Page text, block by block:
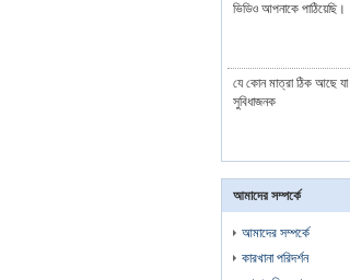
ভিডিও আপনাকে পাঠিয়েছি।
যে কোন মাত্রা ঠিক আছে
সুবিধাজনক
আমাদের সম্পর্কে
আমাদের সম্পর্কে
কারখানা পরিদর্শন